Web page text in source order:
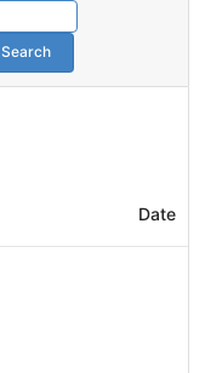
Search
Date